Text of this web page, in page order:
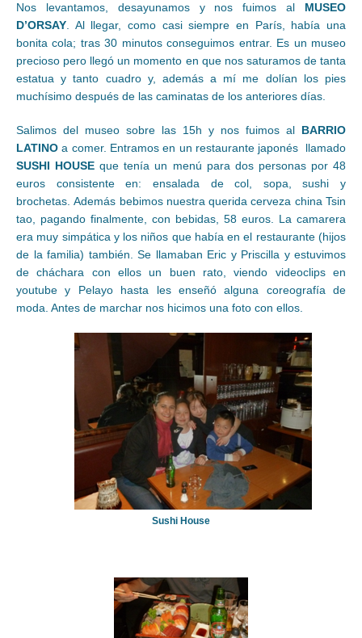
Nos levantamos, desayunamos y nos fuimos al MUSEO
D’ORSAY. Al llegar, como casi siempre en París, había una
bonita cola; tras 30 minutos conseguimos entrar. Es un museo
precioso pero llegó un momento en que nos saturamos de tanta
estatua y tanto cuadro y, además a mí me dolían los pies
muchísimo después de las caminatas de los anteriores días.
Salimos del museo sobre las 15h y nos fuimos al BARRIO
LATINO a comer. Entramos en un restaurante japonés llamado
SUSHI HOUSE que tenía un menú para dos personas por 48
euros consistente en: ensalada de col, sopa, sushi y
brochetas. Además bebimos nuestra querida cerveza china Tsin
tao, pagando finalmente, con bebidas, 58 euros. La camarera
era muy simpática y los niños que había en el restaurante (hijos
de la familia) también. Se llamaban Eric y Priscilla y estuvimos
de cháchara con ellos un buen rato, viendo videoclips en
youtube y Pelayo hasta les enseñó alguna coreografía de
moda. Antes de marchar nos hicimos una foto con ellos.
Sushi House